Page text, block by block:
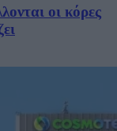
οι κόρες